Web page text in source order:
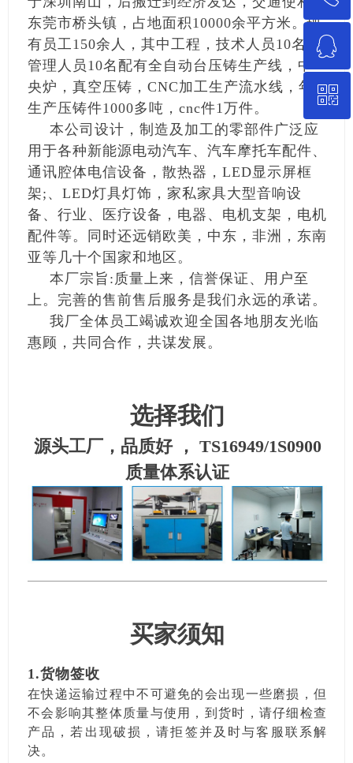
东莞市桥头镇，占地面积10000余平方米。现
有员工150余人，其中工程，技术人员10名，
管理人员10名配有全自动台压铸生产线，中
央炉，真空压铸，CNC加工生产流水线，年
生产压铸件1000多吨，cnc件1万件。
本公司设计，制造及加工的零部件广泛应
用于各种新能源电动汽车、汽车摩托车配件、
通讯腔体电信设备，散热器，LED显示屏框
架;、LED灯具灯饰，家私家具大型音响设
备、行业、医疗设备，电器、电机支架，电机
配件等。同时还远销欧美，中东，非洲，东南
亚等几十个国家和地区。
本厂宗旨:质量上来，信誉保证、用户至
上。完善的售前售后服务是我们永远的承诺。
我厂全体员工竭诚欢迎全国各地朋友光临
惠顾，共同合作，共谋发展。
选择我们
源头工厂，品质好 ， TS16949/1S0900
质量体系认证
买家须知
1.货物签收
在快递运输过程中不可避免的会出现一些磨损，但
不会影响其整体质量与使用，到货时，请仔细检查
产品，若出现破损，请拒签并及时与客服联系解
决。
13662240789
ꁗ
QQ客服
ꀥ